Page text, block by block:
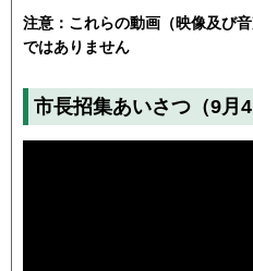
注意：これらの動画（映像及び
ではありません
市長招集あいさつ（9月4